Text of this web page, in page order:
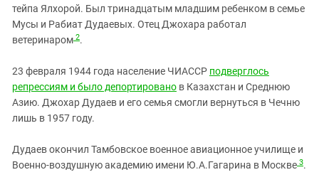
тейпа Ялхорой. Был тринадцатым младшим ребенком в семье
Мусы и Рабиат Дудаевых. Отец Джохара работал
ветеринаром 2.
23 февраля 1944 года население ЧИАССР подверглось
репрессиям и было депортировано в Казахстан и Среднюю
Азию. Джохар Дудаев и его семья смогли вернуться в Чечню
лишь в 1957 году.
Дудаев окончил Тамбовское военное авиационное училище и
Военно-воздушную академию имени Ю.А.Гагарина в Москве 3.